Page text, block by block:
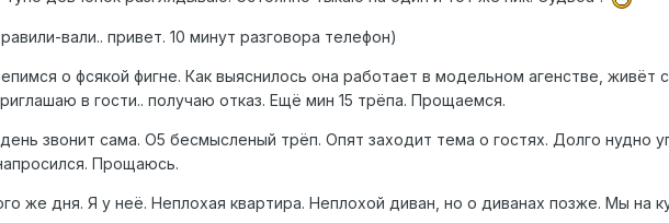
вали.. привет. 10 минут разговора телефон)
о фсякой фигне. Как выяснилось она работает в модельном агенстве, живёт
в гости.. получаю отказ. Ещё мин 15 трёпа. Прощаемся.
звонит сама. О5 бесмысленый трёп. Опят заходит тема о гостях. Долго нудно
Прощаюсь.
же дня. Я у неё. Неплохая квартира. Неплохой диван, но о диванах позже. Мы на